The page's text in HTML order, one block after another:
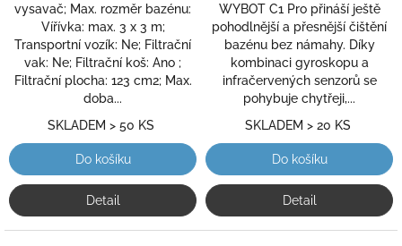
5
hvězdiček.
vysavač; Max. rozměr bazénu:
Vířívka: max. 3 x 3 m;
Transportní vozík: Ne; Filtrační
vak: Ne; Filtrační koš: Ano ;
Filtrační plocha: 123 cm2; Max.
doba...
SKLADEM > 50 KS
Do košíku
Detail
5
hvězdiček.
WYBOT C1 Pro přináší ještě
pohodlnější a přesnější čištění
bazénu bez námahy. Díky
kombinaci gyroskopu a
infračervených senzorů se
pohybuje chytřeji,...
SKLADEM > 20 KS
Do košíku
Detail